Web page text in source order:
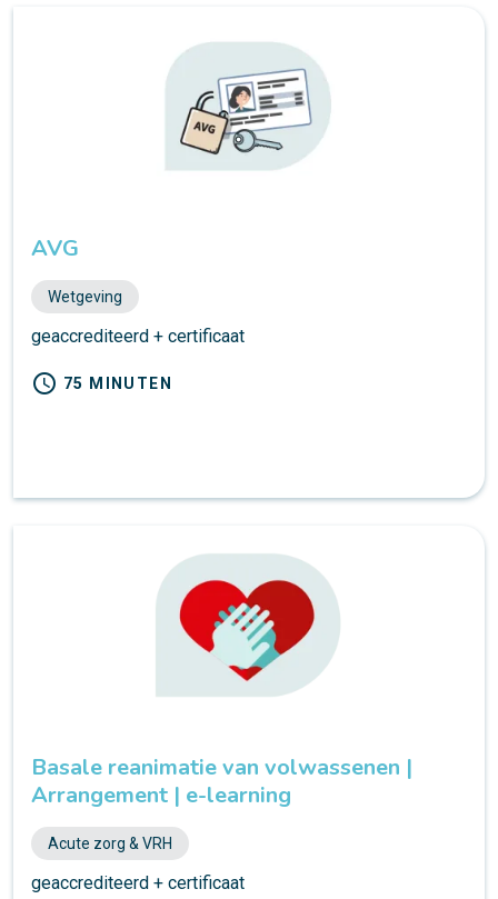
AVG
Wetgeving
geaccrediteerd + certificaat
schedule 75 MINUTEN
Basale reanimatie van volwassenen |
Arrangement | e-learning
Acute zorg & VRH
geaccrediteerd + certificaat